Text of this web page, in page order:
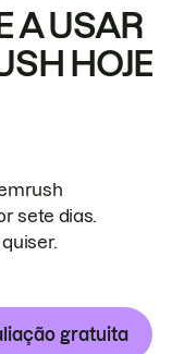
A USAR
HOJE
sete dias.
gratuita